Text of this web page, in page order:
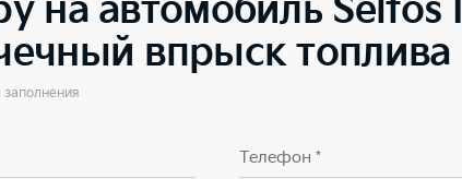
на автомобиль
впрыск топлива
Телефон *